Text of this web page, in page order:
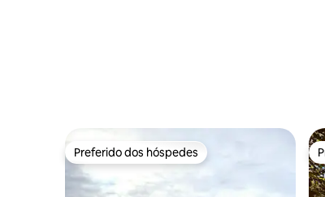
Preferido dos hóspedes
Preferido dos hóspedes